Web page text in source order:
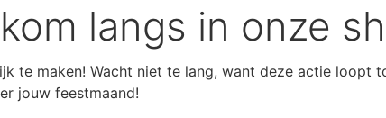
langs in onze
te maken! Wacht niet te lang, want deze actie loopt
jouw feestmaand!